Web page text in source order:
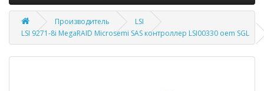
Производитель
LSI
LSI 9271-8i MegaRAID Microsemi SAS контроллер LSI00330 oem SGL